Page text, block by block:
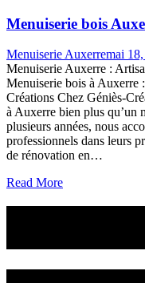
Menuiserie bois
Menuiserie Auxerremai
Menuiserie Auxerre :
Menuiserie bois à Auxerre
Créations Chez Géniès-
à Auxerre bien plus qu’un
plusieurs années, nous
professionnels dans leurs
de rénovation en…
Read More